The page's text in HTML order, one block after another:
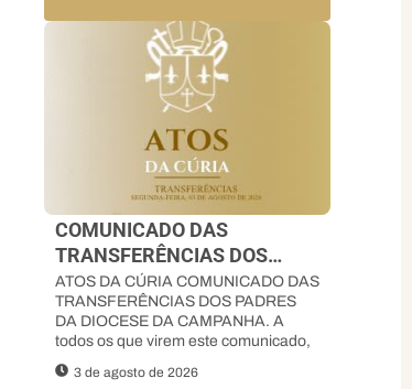
COMUNICADO DAS
TRANSFERÊNCIAS DOS
PADRES DA DIOCESE DA
CAMPANHA
ATOS DA CÚRIA COMUNICADO DAS
TRANSFERÊNCIAS DOS PADRES
DA DIOCESE DA CAMPANHA. A
todos os que virem este comunicado,
3 de agosto de 2026